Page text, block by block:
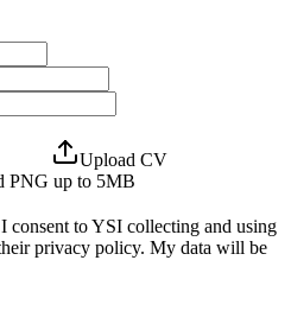
Upload CV
PNG up to 5MB
consent to YSI collecting and using
privacy policy. My data will be